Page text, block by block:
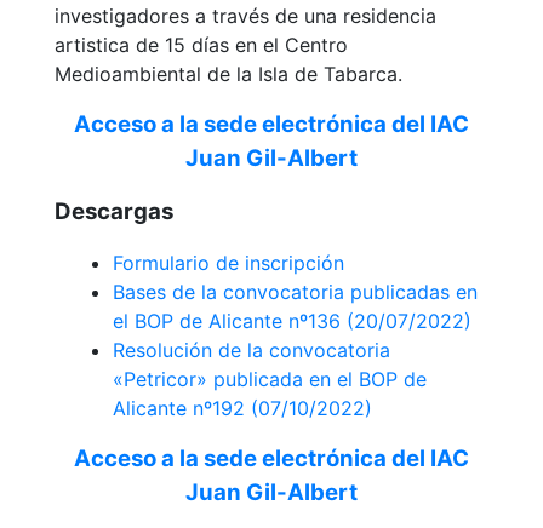
investigadores a través de una residencia
artistica de 15 días en el Centro
Medioambiental de la Isla de Tabarca.
Acceso a la sede electrónica del IAC
Juan Gil-Albert
Descargas
Formulario de inscripción
Bases de la convocatoria publicadas en
el BOP de Alicante nº136 (20/07/2022)
Resolución de la convocatoria
«Petricor» publicada en el BOP de
Alicante nº192 (07/10/2022)
Acceso a la sede electrónica del IAC
Juan Gil-Albert